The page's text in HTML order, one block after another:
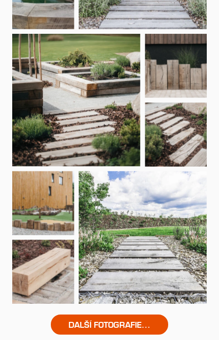
DALŠÍ FOTOGRAFIE...